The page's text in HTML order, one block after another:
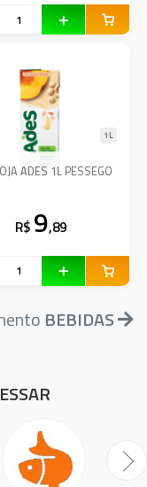
ADES 1L PESSEGO
1L
R$ 9,89
BEBIDAS